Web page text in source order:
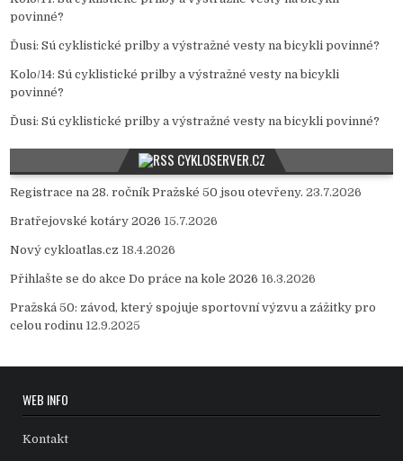
povinné?
Ďusi:Sú cyklistické prilby a výstražné vesty na bicykli povinné?
Kolo/14:Sú cyklistické prilby a výstražné vesty na bicykli
povinné?
Ďusi:Sú cyklistické prilby a výstražné vesty na bicykli povinné?
CYKLOSERVER.CZ
Registrace na 28. ročník Pražské 50 jsou otevřeny. 23.7.2026
Bratřejovské kotáry 2026 15.7.2026
Nový cykloatlas.cz 18.4.2026
Přihlašte se do akce Do práce na kole 2026 16.3.2026
Pražská 50: závod, který spojuje sportovní výzvu a zážitky pro
celou rodinu 12.9.2025
WEB INFO
Kontakt